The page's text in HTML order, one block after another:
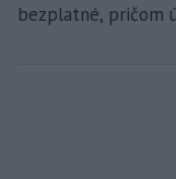
bezplatné, pričom